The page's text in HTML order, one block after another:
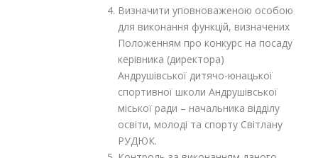
Визначити уповноваженою особою
для виконання функцій, визначених
Положенням про конкурс на посаду
керівника (директора)
Андрушівської дитячо-юнацької
спортивної школи Андрушівської
міської ради – начальника відділу
освіти, молоді та спорту Світлану
РУДЮК.